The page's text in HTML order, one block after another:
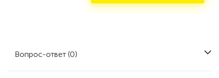
Вопрос-ответ (0)